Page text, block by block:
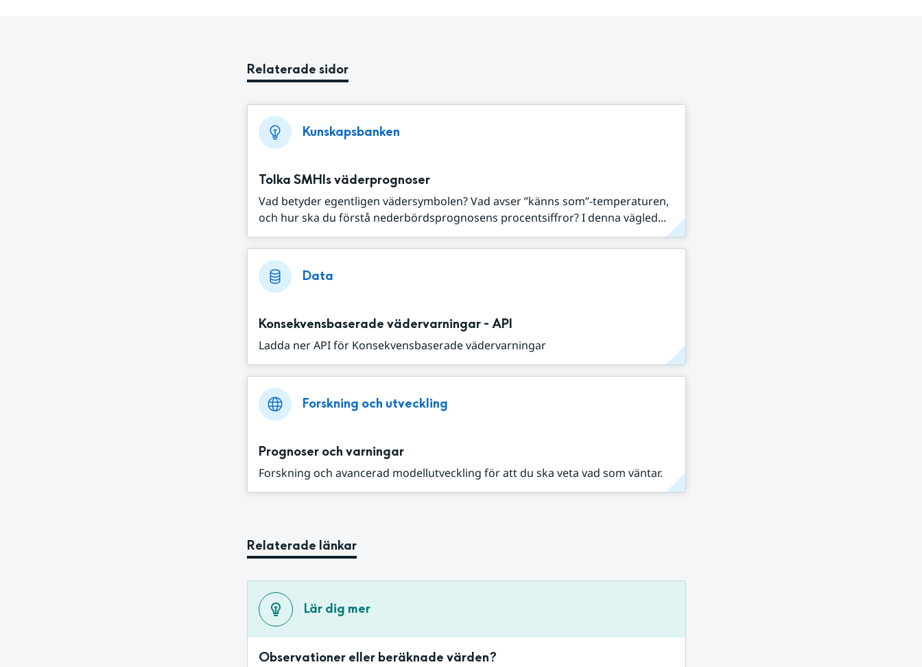
Relaterade sidor
Kunskapsbanken
Tolka SMHIs väderprognoser
Vad betyder egentligen vädersymbolen? Vad avser ”känns som”-temperaturen,
och hur ska du förstå nederbördsprognosens procentsiffror? I denna vägled...
Data
Konsekvensbaserade vädervarningar - API
Ladda ner API för Konsekvensbaserade vädervarningar
Forskning och utveckling
Prognoser och varningar
Forskning och avancerad modellutveckling för att du ska veta vad som väntar.
Relaterade länkar
Lär dig mer
Observationer eller beräknade värden?